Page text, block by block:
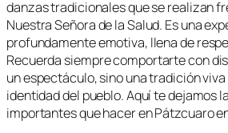
danzas tradicionales que se realizan
Nuestra Señora de la Salud. Es una
profundamente emotiva, llena de
Recuerda siempre comportarte con
un espectáculo, sino una tradición
identidad del pueblo. Aquí te dejamos
importantes que hacer en Pátzcuaro